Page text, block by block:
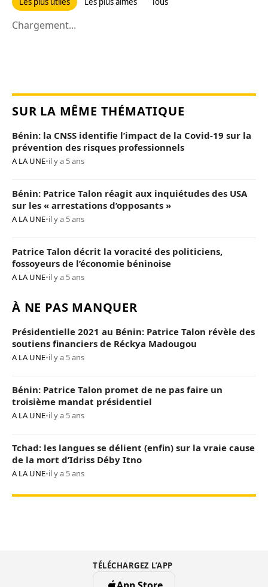
Chargement...
SUR LA MÊME THÉMATIQUE
Bénin: la CNSS identifie l’impact de la Covid-19 sur la
prévention des risques professionnels
A LA UNE•il y a 5 ans
Bénin: Patrice Talon réagit aux inquiétudes des USA
sur les « arrestations d’opposants »
A LA UNE•il y a 5 ans
Patrice Talon décrit la voracité des politiciens,
fossoyeurs de l’économie béninoise
A LA UNE•il y a 5 ans
À NE PAS MANQUER
Présidentielle 2021 au Bénin: Patrice Talon révèle des
soutiens financiers de Réckya Madougou
A LA UNE•il y a 5 ans
Bénin: Patrice Talon promet de ne pas faire un
troisième mandat présidentiel
A LA UNE•il y a 5 ans
Tchad: les langues se délient (enfin) sur la vraie cause
de la mort d’Idriss Déby Itno
A LA UNE•il y a 5 ans
TÉLÉCHARGEZ L’APP